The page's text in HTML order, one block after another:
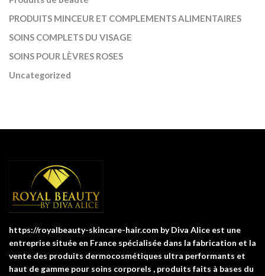
PRODUITS MINCEUR ET COMPLEMENTS ALIMENTAIRES
SOINS COMPLETS DU VISAGE
SOINS POUR LÈVRES ROSES
Uncategorized
https://royalbeauty-skincare-hair.com by Diva Alice est une
entreprise située en France spécialisée dans la fabrication et la
vente des produits dermocosmétiques ultra performants et
haut de gamme pour soins corporels , produits faits à bases du